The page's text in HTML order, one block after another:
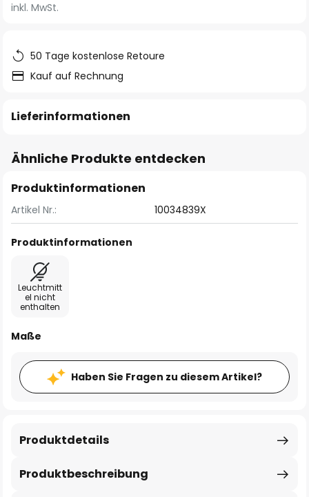
springen
inkl. MwSt.
50 Tage kostenlose Retoure
Kauf auf Rechnung
Lieferinformationen
Ähnliche Produkte entdecken
Produktinformationen
Artikel Nr.: 10034839X
Produktinformationen
Leuchtmitt
el nicht
enthalten
Maße
Haben Sie Fragen zu diesem Artikel?
Produktbeschreibung
Produktdetails